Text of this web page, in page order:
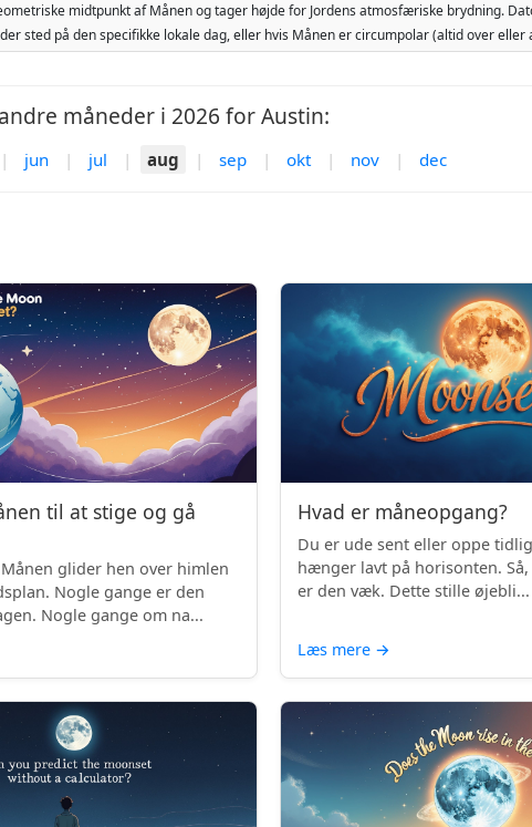
midtpunkt af Månen og tager højde for Jordens atmosfæriske brydning.
sted på den specifikke lokale dag, eller hvis Månen er circumpolar (altid over
måneder i 2026 for Austin:
| jun | jul | aug | sep | okt | nov | dec
til at stige og gå
glider hen over himlen
Nogle gange er den
Nogle gange om na...
Hvad er måneopgang?
Du er ude sent eller oppe
hænger lavt på horisonten.
er den væk. Dette stille øjebli...
Læs mere →